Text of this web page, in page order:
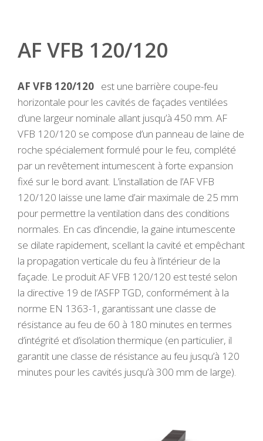
AF VFB 120/120
AF VFB 120/120 est une barrière coupe-feu
horizontale pour les cavités de façades ventilées
d’une largeur nominale allant jusqu’à 450 mm. AF
VFB 120/120 se compose d’un panneau de laine de
roche spécialement formulé pour le feu, complété
par un revêtement intumescent à forte expansion
fixé sur le bord avant. L’installation de l’AF VFB
120/120 laisse une lame d’air maximale de 25 mm
pour permettre la ventilation dans des conditions
normales. En cas d’incendie, la gaine intumescente
se dilate rapidement, scellant la cavité et empêchant
la propagation verticale du feu à l’intérieur de la
façade. Le produit AF VFB 120/120 est testé selon
la directive 19 de l’ASFP TGD, conformément à la
norme EN 1363-1, garantissant une classe de
résistance au feu de 60 à 180 minutes en termes
d’intégrité et d’isolation thermique (en particulier, il
garantit une classe de résistance au feu jusqu’à 120
minutes pour les cavités jusqu’à 300 mm de large).